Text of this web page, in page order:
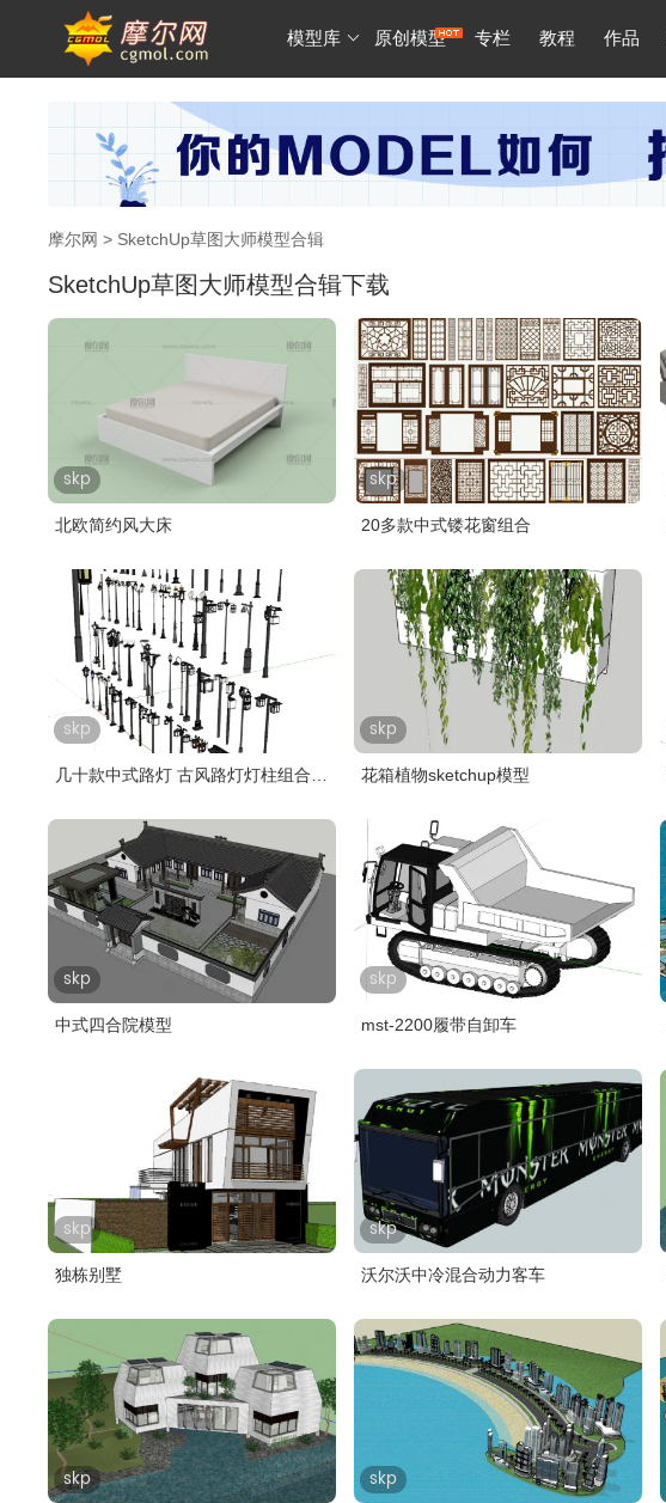
模型库 原创模型 专栏 教程 作品
摩尔网 > SketchUp草图大师模型合辑
SketchUp草图大师模型合辑下载
skp
北欧简约风大床
skp
20多款中式镂花窗组合
skp
几十款中式路灯 古风路灯灯柱组合
skp
花箱植物sketchup模型
skp
中式四合院模型
skp
mst-2200履带自卸车
skp
独栋别墅
skp
沃尔沃中冷混合动力客车
skp skp